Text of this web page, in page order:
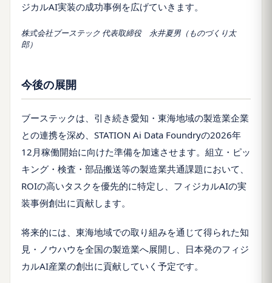
ジカルAI実装の成功事例を広げていきます。
株式会社ブーステック 代表取締役 永井夏男（ものづくり太
郎）
今後の展開
ブーステックは、引き続き愛知・東海地域の製造業企業
との連携を深め、STATION Ai Data Foundryの2026年
12月稼働開始に向けた準備を加速させます。組立・ピッ
キング・検査・部品搬送等の製造業共通課題において、
ROIの高いタスクを優先的に特定し、フィジカルAIの実
装事例創出に貢献します。
将来的には、東海地域での取り組みを通じて得られた知
見・ノウハウを全国の製造業へ展開し、日本発のフィジ
カルAI産業の創出に貢献していく予定です。